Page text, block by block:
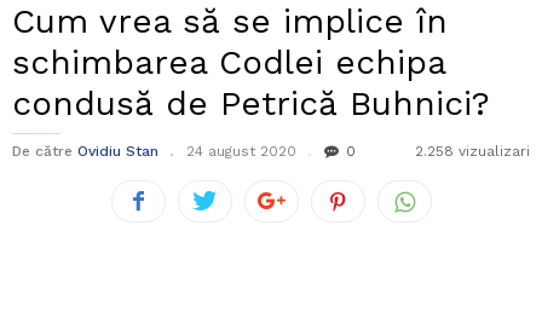
Cum vrea să se implice în
schimbarea Codlei echipa
condusă de Petrică Buhnici?
De către Ovidiu Stan 24 august 2020 0 2.258 vizualizari